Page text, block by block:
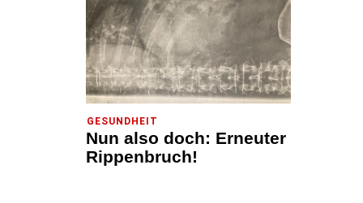
GESUNDHEIT
Nun also doch: Erneuter
Rippenbruch!